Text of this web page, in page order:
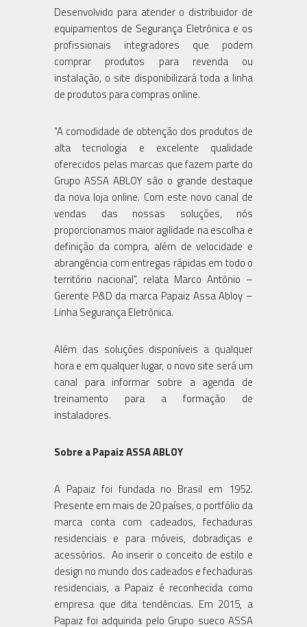
Desenvolvido para atender o distribuidor de
equipamentos de Segurança Eletrônica e os
profissionais integradores que podem
comprar produtos para revenda ou
instalação, o site disponibilizará toda a linha
de produtos para compras online.
"A comodidade de obtenção dos produtos de
alta tecnologia e excelente qualidade
oferecidos pelas marcas que fazem parte do
Grupo ASSA ABLOY são o grande destaque
da nova loja online. Com este novo canal de
vendas das nossas soluções, nós
proporcionamos maior agilidade na escolha e
definição da compra, além de velocidade e
abrangência com entregas rápidas em todo o
território nacional", relata Marco Antônio –
Gerente P&D da marca Papaiz Assa Abloy –
Linha Segurança Eletrônica.
Além das soluções disponíveis a qualquer
hora e em qualquer lugar, o novo site será um
canal para informar sobre a agenda de
treinamento para a formação de
instaladores.
Sobre a Papaiz ASSA ABLOY
A Papaiz foi fundada no Brasil em 1952.
Presente em mais de 20 países, o portfólio da
marca conta com cadeados, fechaduras
residenciais e para móveis, dobradiças e
acessórios. Ao inserir o conceito de estilo e
design no mundo dos cadeados e fechaduras
residenciais, a Papaiz é reconhecida como
empresa que dita tendências. Em 2015, a
Papaiz foi adquirida pelo Grupo sueco ASSA